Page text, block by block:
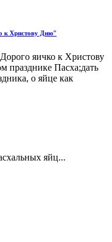
к Христову Дню"
яичко к Христову
празднике Пасха;дать
о яйце как
яйц...